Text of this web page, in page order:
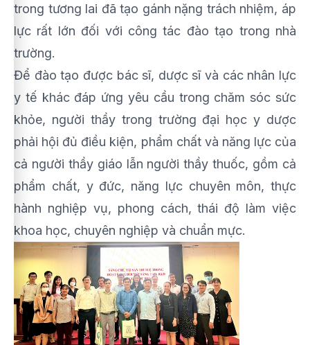
trong tương lai đã tạo gánh nặng trách nhiệm, áp
lực rất lớn đối với công tác đào tạo trong nhà
trường.
Để đào tạo được bác sĩ, dược sĩ và các nhân lực
y tế khác đáp ứng yêu cầu trong chăm sóc sức
khỏe, người thầy trong trường đại học y dược
phải hội đủ điều kiện, phẩm chất và năng lực của
cả người thầy giáo lẫn người thầy thuốc, gồm cả
phẩm chất, y đức, năng lực chuyên môn, thực
hành nghiệp vụ, phong cách, thái độ làm việc
khoa học, chuyên nghiệp và chuẩn mực.